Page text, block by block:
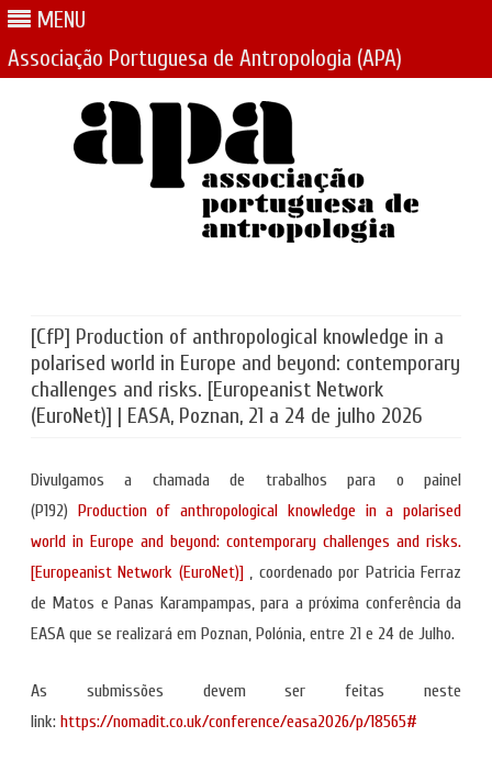
MENU
Associação Portuguesa de Antropologia (APA)
[CfP] Production of anthropological knowledge in a
polarised world in Europe and beyond: contemporary
challenges and risks. [Europeanist Network
(EuroNet)] | EASA, Poznan, 21 a 24 de julho 2026
Divulgamos a chamada de trabalhos para o painel
(P192) Production of anthropological knowledge in a polarised
world in Europe and beyond: contemporary challenges and risks.
[Europeanist Network (EuroNet)] , coordenado por Patricia Ferraz
de Matos e Panas Karampampas, para a próxima conferência da
EASA que se realizará em Poznan, Polónia, entre 21 e 24 de Julho.
As submissões devem ser feitas neste
link: https://nomadit.co.uk/conference/easa2026/p/18565#